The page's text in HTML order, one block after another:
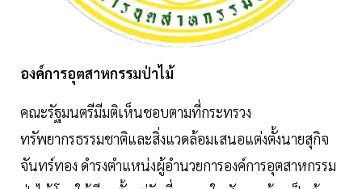
องค์การอุตสาหกรรมป่าไม้
คณะรัฐมนตรีมีมติเห็นชอบตามที่กระทรวง
ทรัพยากรธรรมชาติและสิ่งแวดล้อมเสนอแต่งตั้งนายสุกิจ
จันทร์ทอง ดำรงตำแหน่งผู้อำนวยการองค์การอุตสาหกรรม